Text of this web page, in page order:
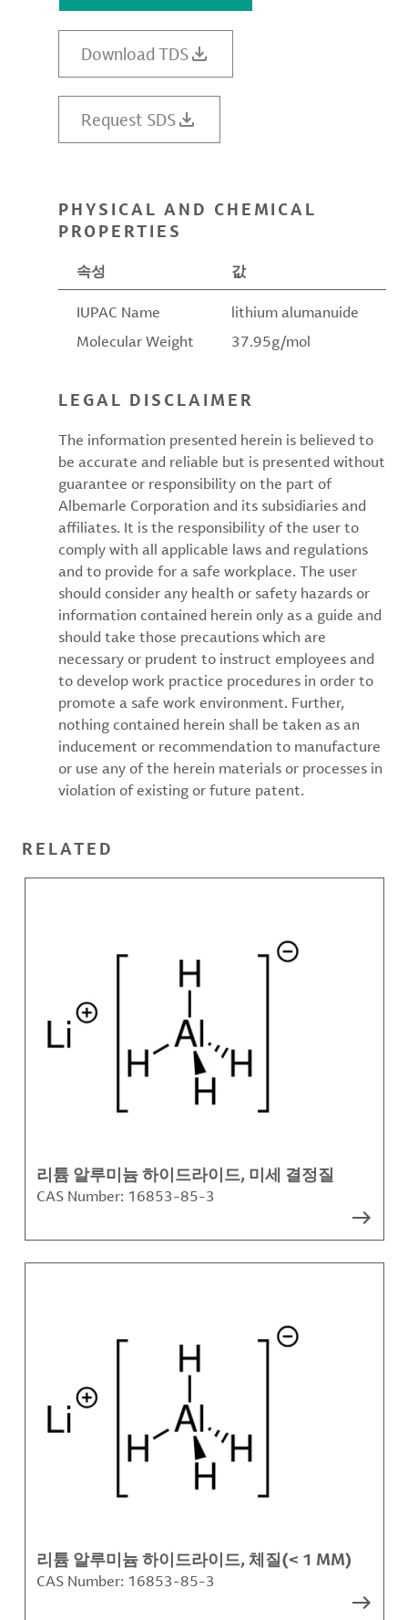
Download TDS
Request SDS
PHYSICAL AND CHEMICAL
PROPERTIES
속성 값
IUPAC Name
lithium alumanuide
Molecular Weight
37.95g/mol
LEGAL DISCLAIMER
The information presented herein is believed to
be accurate and reliable but is presented without
guarantee or responsibility on the part of
Albemarle Corporation and its subsidiaries and
affiliates. It is the responsibility of the user to
comply with all applicable laws and regulations
and to provide for a safe workplace. The user
should consider any health or safety hazards or
information contained herein only as a guide and
should take those precautions which are
necessary or prudent to instruct employees and
to develop work practice procedures in order to
promote a safe work environment. Further,
nothing contained herein shall be taken as an
inducement or recommendation to manufacture
or use any of the herein materials or processes in
violation of existing or future patent.
RELATED
리튬 알루미늄 하이드라이드, 미세 결정질
CAS Number: 16853-85-3
리튬 알루미늄 하이드라이드, 체질(< 1 MM)
CAS Number: 16853-85-3